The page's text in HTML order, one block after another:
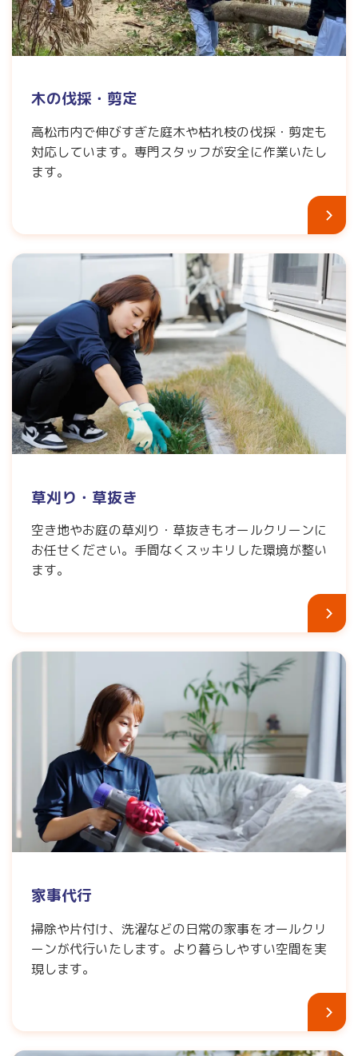
木の伐採・剪定
高松市内で伸びすぎた庭木や枯れ枝の伐採・剪定も
対応しています。専門スタッフが安全に作業いたし
ます。
草刈り・草抜き
空き地やお庭の草刈り・草抜きもオールクリーンに
お任せください。手間なくスッキリした環境が整い
ます。
家事代行
掃除や片付け、洗濯などの日常の家事をオールクリ
ーンが代行いたします。より暮らしやすい空間を実
現します。